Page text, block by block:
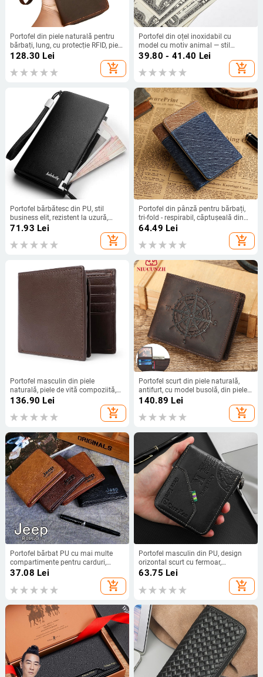
Portofel din piele naturală pentru
bărbați, lung, cu protecție RFID, piele
de vită, strat superior, model solid,
128.30 Lei
add_shopping_cart
Portofel din oțel inoxidabil cu
model cu motiv animal — stil
minimalist și lux discret, clips
magnetic pentru monede, model
personalizat
39.80 - 41.40 Lei
add_shopping_cart
Portofel bărbătesc din PU, stil
business elit, rezistent la uzură,
căptușeală din piele sintetică,
71.93 Lei
add_shopping_cart
Portofel din pânză pentru bărbați,
tri-fold - respirabil, căptușeală din
piele sintetică, utilizare zilnică
64.49 Lei
add_shopping_cart
Portofel masculin din piele
naturală, piele de vită compoziită,
stil urban minimalist, ultra-ușor,
136.90 Lei
add_shopping_cart
Portofel scurt din piele naturală,
antifurt, cu model busolă, din piele
de vită din primul strat, rezistent la
140.89 Lei
add_shopping_cart
Portofel bărbat PU cu mai multe
compartimente pentru carduri,
design scurt, ultra-ușor, slot pentru
37.08 Lei
add_shopping_cart
Portofel masculin din PU, design
orizontal scurt cu fermoar,
compartimente pentru monede în
trei părți, stil retro cu cataramă
pătrată, rezistent la apă și anti-furt,
63.75 Lei
add_shopping_cart